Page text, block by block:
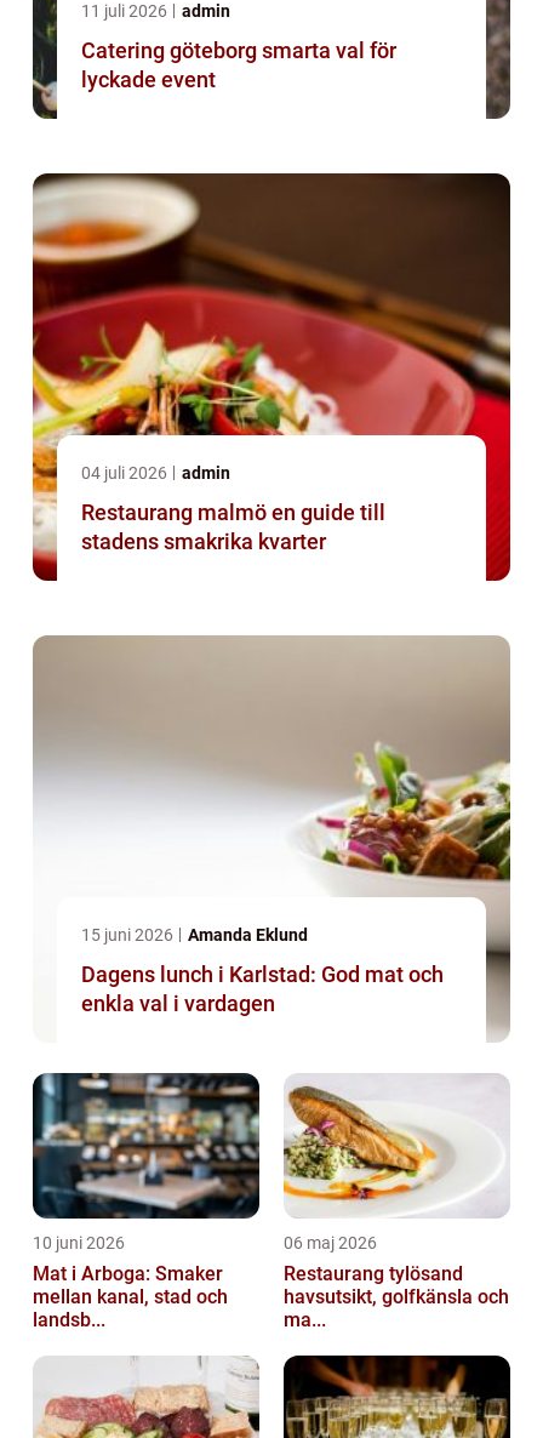
11 juli 2026 admin
Catering göteborg smarta val för
lyckade event
04 juli 2026 admin
Restaurang malmö en guide till
stadens smakrika kvarter
15 juni 2026 Amanda Eklund
Dagens lunch i Karlstad: God mat och
enkla val i vardagen
10 juni 2026
Mat i Arboga: Smaker
mellan kanal, stad och
landsb...
06 maj 2026
Restaurang tylösand
havsutsikt, golfkänsla och
ma...